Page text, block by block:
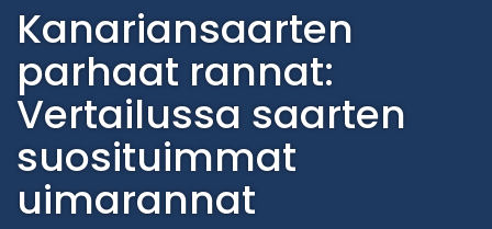
Kanariansaarten
parhaat rannat:
Vertailussa saarten
suosituimmat
uimarannat